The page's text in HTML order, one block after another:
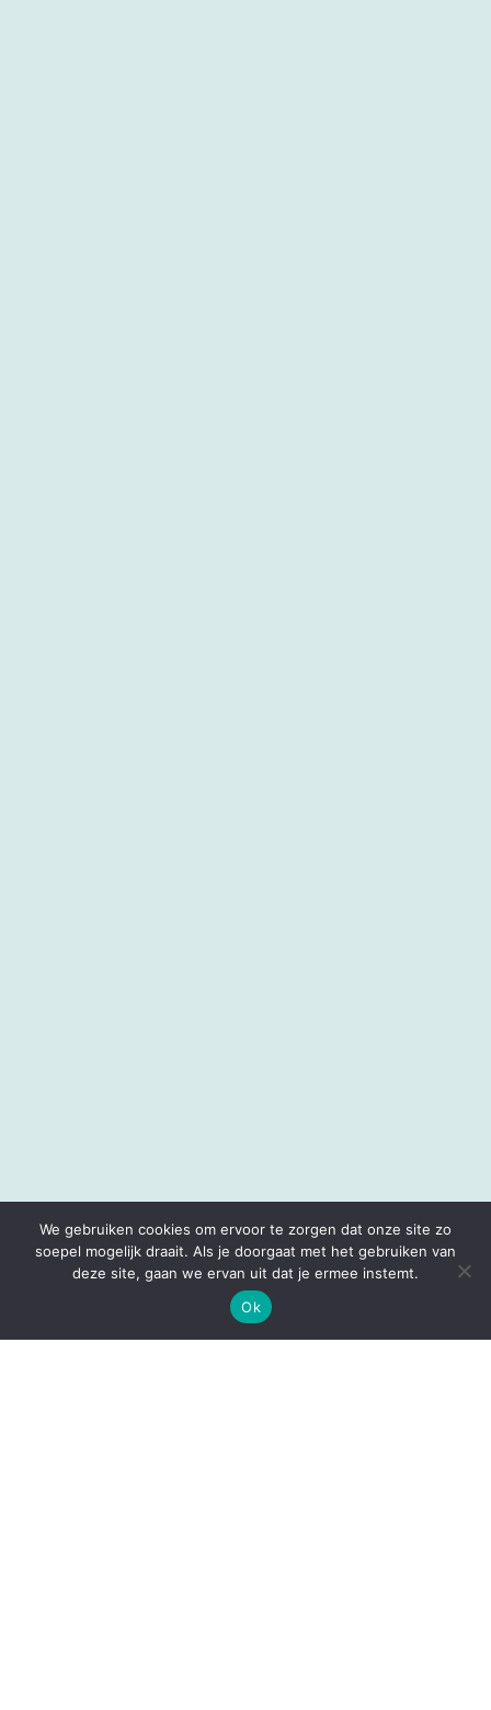
We gebruiken cookies om ervoor te zorgen dat onze site zo
soepel mogelijk draait. Als je doorgaat met het gebruiken van
deze site, gaan we ervan uit dat je ermee instemt.
Ok